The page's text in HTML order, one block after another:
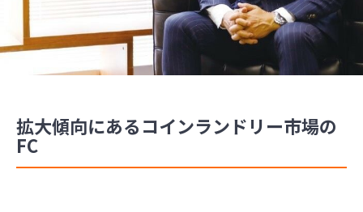
拡大傾向にあるコインランドリー市場の
FC